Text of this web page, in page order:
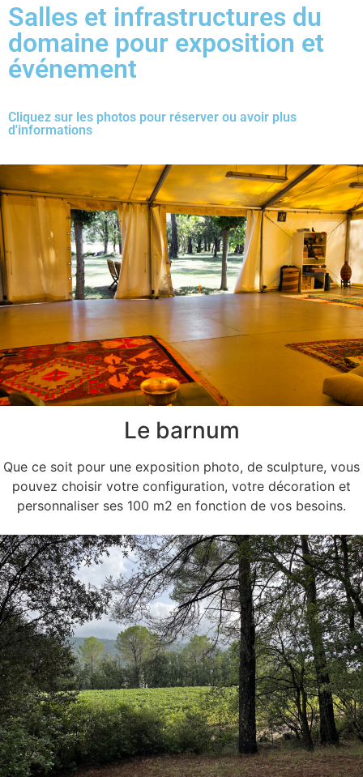
Salles et infrastructures du
domaine pour exposition et
événement
Cliquez sur les photos pour réserver ou avoir plus
d'informations
Le barnum
Que ce soit pour une exposition photo, de sculpture, vous
pouvez choisir votre configuration, votre décoration et
personnaliser ses 100 m2 en fonction de vos besoins.